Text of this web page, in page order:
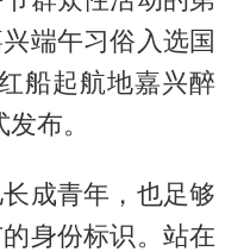
端午习俗入选国
船起航地嘉兴醉
布。
成青年，也足够
身份标识。站在